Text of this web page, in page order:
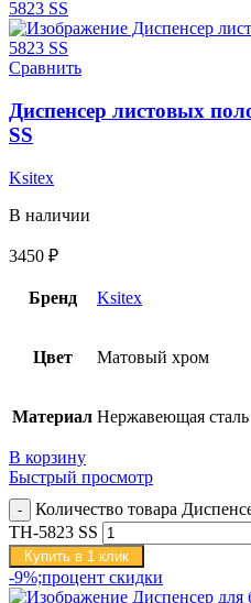
Сравнить
Диспенсер листовых
SS
Ksitex
В наличии
3450 ₽
Бренд Ksitex
Цвет Матовый хром
Материал Нержавеющая сталь
В корзину
Быстрый просмотр
Количество товара
TH-5823 SS
Купить в 1 клик
-9%;процент скидки